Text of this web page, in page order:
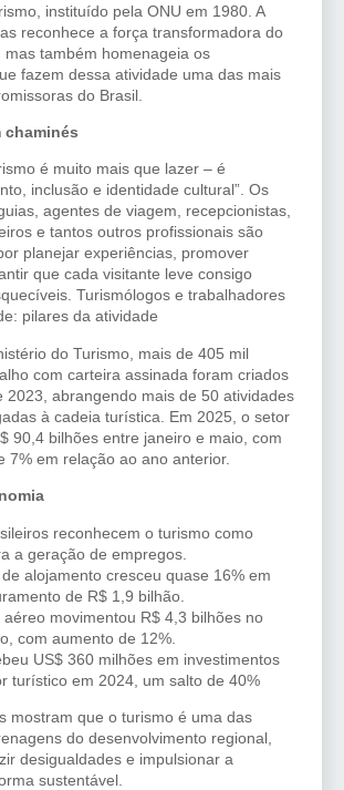
instituído pela ONU em 1980. A
reconhece a força transformadora do
mas também homenageia os
fazem dessa atividade uma das mais
do Brasil.
chaminés
é muito mais que lazer – é
inclusão e identidade cultural”. Os
agentes de viagem, recepcionistas,
e tantos outros profissionais são
planejar experiências, promover
que cada visitante leve consigo
Turismólogos e trabalhadores
pilares da atividade
do Turismo, mais de 405 mil
com carteira assinada foram criados
2023, abrangendo mais de 50 atividades
à cadeia turística. Em 2025, o setor
90,4 bilhões entre janeiro e maio, com
7% em relação ao ano anterior.
reconhecem o turismo como
a geração de empregos.
alojamento cresceu quase 16% em
de R$ 1,9 bilhão.
movimentou R$ 4,3 bilhões no
com aumento de 12%.
US$ 360 milhões em investimentos
turístico em 2024, um salto de 40%
mostram que o turismo é uma das
do desenvolvimento regional,
desigualdades e impulsionar a
sustentável.